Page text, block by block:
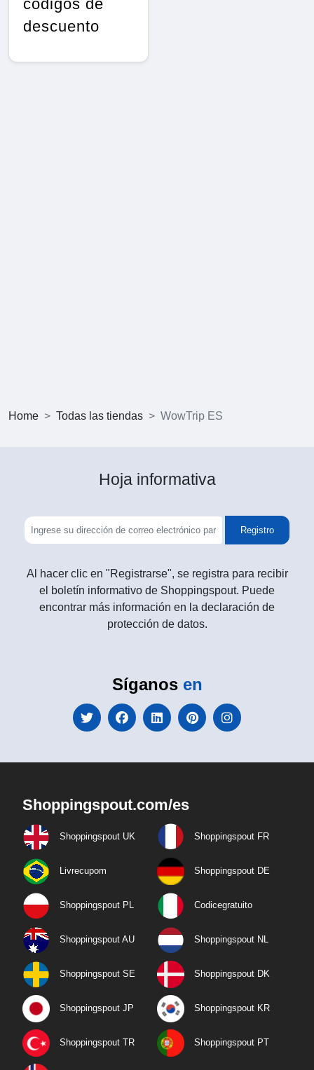
códigos de
descuento
Home Todas las tiendas WowTrip ES
Hoja informativa
Registro
Al hacer clic en "Registrarse", se registra para recibir
el boletín informativo de Shoppingspout. Puede
encontrar más información en la declaración de
protección de datos.
Síganos en
Shoppingspout.com/es
Shoppingspout UK Shoppingspout FR
Livrecupom Shoppingspout DE
Shoppingspout PL Codicegratuito
Shoppingspout AU Shoppingspout NL
Shoppingspout SE Shoppingspout DK
Shoppingspout JP Shoppingspout KR
Shoppingspout TR Shoppingspout PT